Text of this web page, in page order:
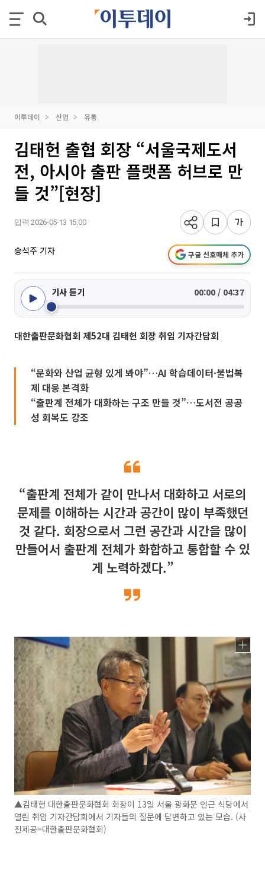
이투데이 산업 유통
김태헌 출협 회장 “서울국제도서
전, 아시아 출판 플랫폼 허브로 만
들 것”[현장]
입력 2026-05-13 15:00
송석주 기자 구글 선호매체 추가
기사 듣기 00:00 / 04:37
대한출판문화협회 제52대 김태헌 회장 취임 기자간담회
“문화와 산업 균형 있게 봐야”…AI 학습데이터·불법복
제 대응 본격화
“출판계 전체가 대화하는 구조 만들 것”…도서전 공공
성 회복도 강조
“출판계 전체가 같이 만나서 대화하고 서로의
문제를 이해하는 시간과 공간이 많이 부족했던
것 같다. 회장으로서 그런 공간과 시간을 많이
만들어서 출판계 전체가 화합하고 통합할 수 있
게 노력하겠다.”
▲김태헌 대한출판문화협회 회장이 13일 서울 광화문 인근 식당에서
열린 취임 기자간담회에서 기자들의 질문에 답변하고 있는 모습. (사
진제공=대한출판문화협회)